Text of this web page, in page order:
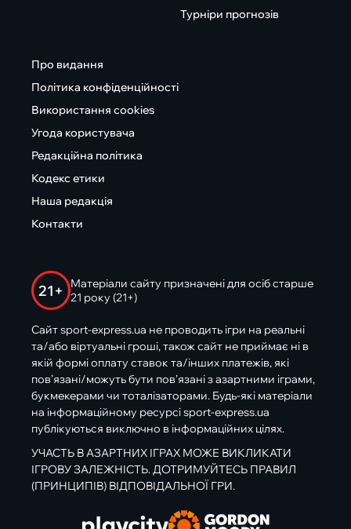
Турніри прогнозів
Про видання
Політика конфіденційності
Використання cookies
Угода користувача
Редакційна політика
Кодекс етики
Наша редакція
Контакти
21+
Матеріали сайту призначені для осіб старше
21 року (21+)
Сайт sport-express.ua не проводить ігри на реальні
та/або віртуальні гроші, також сайт не приймає ні в
якій формі оплату ставок та/інших платежів, які
пов’язані/можуть бути пов’язані з азартними іграми,
букмекерами чи тоталізаторами. Будь-які матеріали
на інформаційному ресурсі sport-express.ua
публікуються виключно в інформаційних цілях.
УЧАСТЬ В АЗАРТНИХ ІГРАХ МОЖЕ ВИКЛИКАТИ
ІГРОВУ ЗАЛЕЖНІСТЬ. ДОТРИМУЙТЕСЬ ПРАВИЛ
(ПРИНЦИПІВ) ВІДПОВІДАЛЬНОЇ ГРИ.